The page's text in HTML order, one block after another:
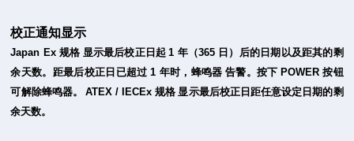
校正通知显示
Japan Ex 规格 显示最后校正日起1 年（365 日）后的日期以及距其的剩
余天数。距最后校正日已超过1 年时，蜂鸣器 告警。按下 POWER按钮
可解除蜂鸣器。ATEX / IECEx规格显示最后校正日距任意设定日期的剩
余天数。